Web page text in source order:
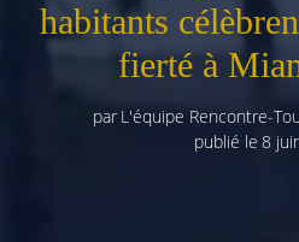
habitants
fierté à
par L'équipe Rencontre-
publié le 8